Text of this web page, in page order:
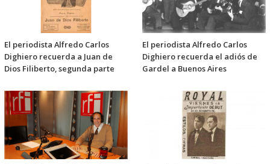
El periodista Alfredo Carlos
Dighiero recuerda a Juan de
Dios Filiberto, segunda parte
El periodista Alfredo Carlos
Dighiero recuerda el adiós de
Gardel a Buenos Aires